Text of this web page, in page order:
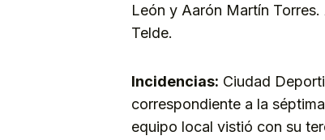
León y Aarón Martín
Telde.
Incidencias: Ciudad
correspondiente a la
equipo local vistió con su